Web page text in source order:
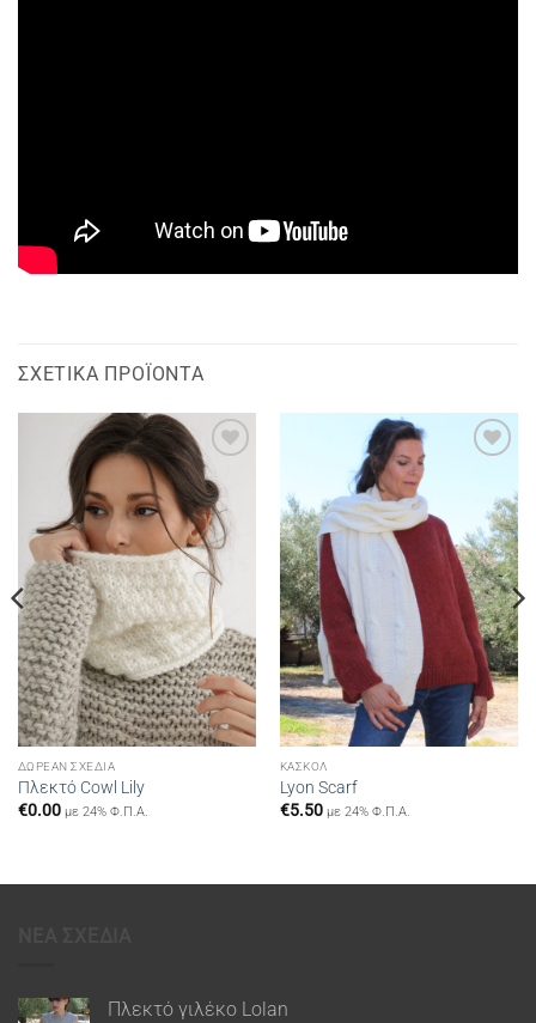
ΣΧΕΤΙΚΆ ΠΡΟΪΌΝΤΑ
Add to
wishlist
ΔΩΡΕΆΝ ΣΧΈΔΙΑ
Πλεκτό Cowl Lily
€0.00 με 24% Φ.Π.Α.
ΚΑΣΚΌΛ
Lyon Scarf
€5.50 με 24% Φ.Π.Α.
Πλεκτό γιλέκο Lolan